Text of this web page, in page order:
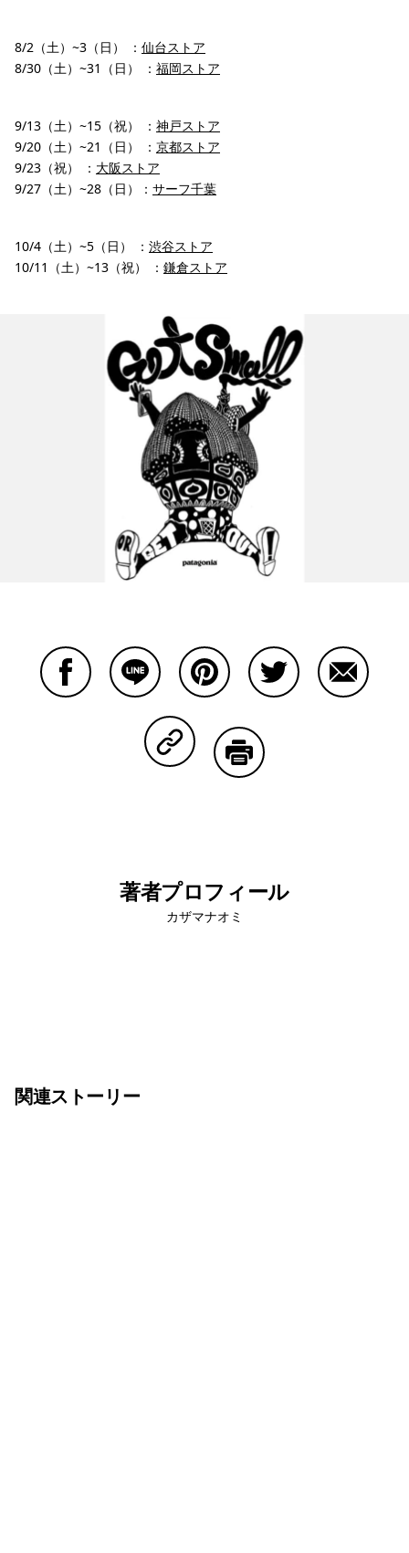
8/2（土）~3（日） ： 仙台ストア
8/30（土）~31（日） ： 福岡ストア
9/13（土）~15（祝） ： 神戸ストア
9/20（土）~21（日） ： 京都ストア
9/23（祝） ： 大阪ストア
9/27（土）~28（日）： サーフ千葉
10/4（土）~5（日） ： 渋谷ストア
10/11（土）~13（祝） ： 鎌倉ストア
Copy Linkで共有する
著者プロフィール
カザマナオミ
関連ストーリー